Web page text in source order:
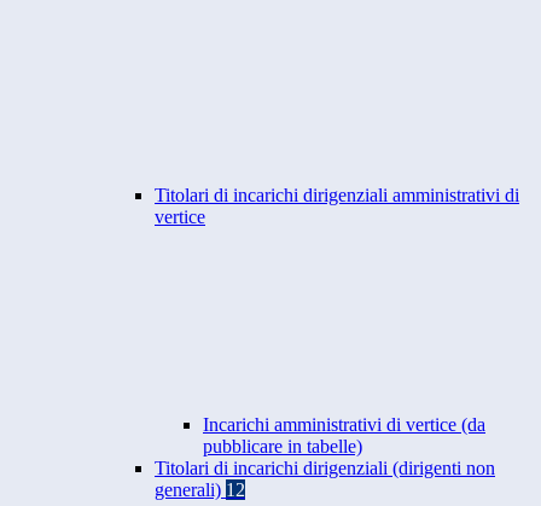
Titolari di incarichi dirigenziali amministrativi di
vertice
Incarichi amministrativi di vertice (da
pubblicare in tabelle)
Titolari di incarichi dirigenziali (dirigenti non
generali) 12